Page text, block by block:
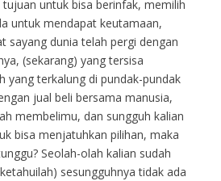
untuk bisa berinfak, memilih
untuk mendapat keutamaan,
sayang dunia telah pergi dengan
(sekarang) yang tersisa
yang terkalung di pundak-pundak
jual beli bersama manusia,
membelimu, dan sungguh kalian
bisa menjatuhkan pilihan, maka
Seolah-olah kalian sudah
sesungguhnya tidak ada